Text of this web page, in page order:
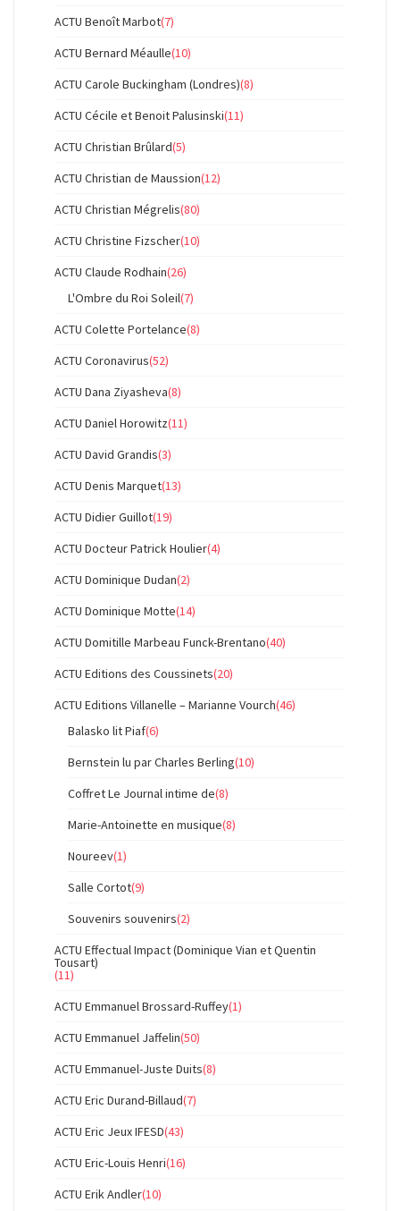
ACTU Benoît Marbot(7)
ACTU Bernard Méaulle(10)
ACTU Carole Buckingham (Londres)(8)
ACTU Cécile et Benoit Palusinski(11)
ACTU Christian Brûlard(5)
ACTU Christian de Maussion(12)
ACTU Christian Mégrelis(80)
ACTU Christine Fizscher(10)
ACTU Claude Rodhain(26)
L'Ombre du Roi Soleil(7)
ACTU Colette Portelance(8)
ACTU Coronavirus(52)
ACTU Dana Ziyasheva(8)
ACTU Daniel Horowitz(11)
ACTU David Grandis(3)
ACTU Denis Marquet(13)
ACTU Didier Guillot(19)
ACTU Docteur Patrick Houlier(4)
ACTU Dominique Dudan(2)
ACTU Dominique Motte(14)
ACTU Domitille Marbeau Funck-Brentano(40)
ACTU Editions des Coussinets(20)
ACTU Editions Villanelle – Marianne Vourch(46)
Balasko lit Piaf(6)
Bernstein lu par Charles Berling(10)
Coffret Le Journal intime de(8)
Marie-Antoinette en musique(8)
Noureev(1)
Salle Cortot(9)
Souvenirs souvenirs(2)
ACTU Effectual Impact (Dominique Vian et Quentin
Tousart)
(11)
ACTU Emmanuel Brossard-Ruffey(1)
ACTU Emmanuel Jaffelin(50)
ACTU Emmanuel-Juste Duits(8)
ACTU Eric Durand-Billaud(7)
ACTU Eric Jeux IFESD(43)
ACTU Eric-Louis Henri(16)
ACTU Erik Andler(10)